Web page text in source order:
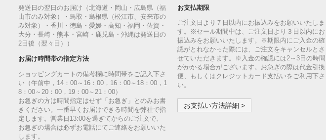
発送日の翌日のお届け（北海道・岡山・広島県（福
山市のみ対象）・鳥取・島根県（松江市、安来市の
み対象）・香川・徳島・愛媛・高知・福岡・佐賀・
大分・長崎・熊本・宮崎・鹿児島・沖縄は発送日の
2日後（翌々日））
お届け時間帯の指定方法
ショッピングカートの備考欄に時間帯をご記入下さ
い（午前中，14：00～16：00，16：00～18：00，1
8：00～20：00，19：00～21：00）
お急ぎの方は時間指定はせず「お急ぎ」とのみお書
きください。一番早くお届けできる時間を弊社で指
定します。営業日13:00を過ぎてからのご注文で、
お急ぎの場合は必ずお電話にてご連絡をお願いいた
します。
お支払期限
ご注文日より７日以内にお振込みをお願いいたしま
す。※セール期間中は、ご注文日より３日以内にお
振込みをお願いいたします。※期限内にご入金の確
認がとれなかった際には、ご注文をキャンセルとさ
せていただきます。※入金の確認には2～3日の時間
がかかる場合がございます。お急ぎの際は代金引換
便、もしくはクレジットカード支払いをご利用下さ
い。
お支払い方法詳細 >